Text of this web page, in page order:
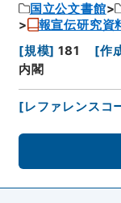
国立公文書館
報宣伝研究資
[規模] 181 [作
内閣
[レファレンスコ